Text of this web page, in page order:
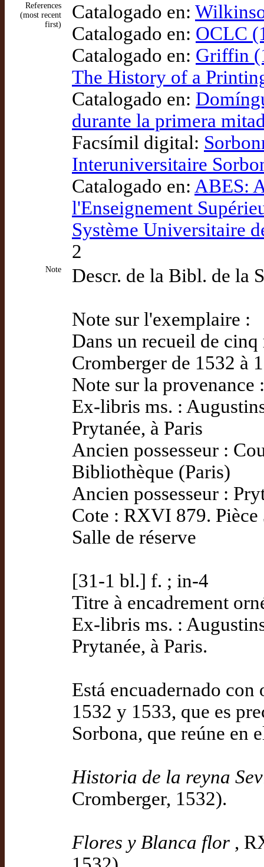
References
(most recent
first)
Catalogado en:
Catalogado en: OCLC
Catalogado en: Griffin
The History of a
Catalogado en:
durante la primera
Facsímil digital:
Interuniversitaire
Catalogado en: ABES:
l'Enseignement
Système Universitaire
2
Note Descr. de la Bibl. de la
Note sur l'exemplaire :
Dans un recueil de
Cromberger de 1532 à
Note sur la provenance :
Ex-libris ms. :
Prytanée, à Paris
Ancien possesseur :
Bibliothèque (Paris)
Ancien possesseur :
Cote : RXVI 879. Pièce
Salle de réserve
[31-1 bl.] f. ; in-4
Titre à encadrement
Ex-libris ms. :
Prytanée, à Paris.
Está encuadernado
1532 y 1533, que es
Sorbona, que reúne en
Historia de la reyna
Cromberger, 1532).
Flores y Blanca flor ,